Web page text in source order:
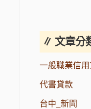
∥ 文章分
一般職業信用
代書貸款
台中_新聞